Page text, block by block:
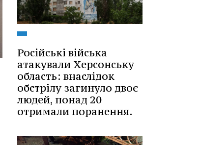
Російські війська
атакували Херсонську
область: внаслідок
обстрілу загинуло двоє
людей, понад 20
отримали поранення.